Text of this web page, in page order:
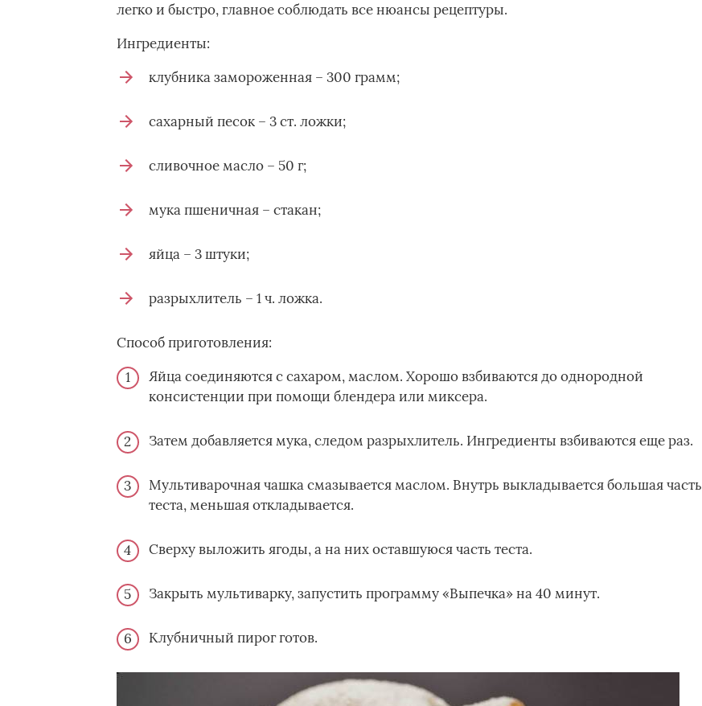
легко и быстро, главное соблюдать все нюансы рецептуры.
Ингредиенты:
клубника замороженная – 300 грамм;
сахарный песок – 3 ст. ложки;
сливочное масло – 50 г;
мука пшеничная – стакан;
яйца – 3 штуки;
разрыхлитель – 1 ч. ложка.
Способ приготовления:
Яйца соединяются с сахаром, маслом. Хорошо взбиваются до однородной
консистенции при помощи блендера или миксера.
Затем добавляется мука, следом разрыхлитель. Ингредиенты взбиваются еще раз.
Мультиварочная чашка смазывается маслом. Внутрь выкладывается большая часть
теста, меньшая откладывается.
Сверху выложить ягоды, а на них оставшуюся часть теста.
Закрыть мультиварку, запустить программу «Выпечка» на 40 минут.
Клубничный пирог готов.